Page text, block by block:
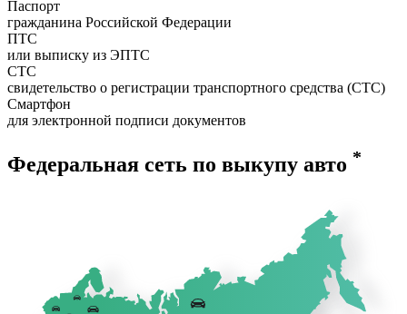
Паспорт
гражданина Российской Федерации
ПТС
или выписку из ЭПТС
СТС
свидетельство о регистрации транспортного средства (СТС)
Смартфон
для электронной подписи документов
Федеральная сеть по выкупу авто *